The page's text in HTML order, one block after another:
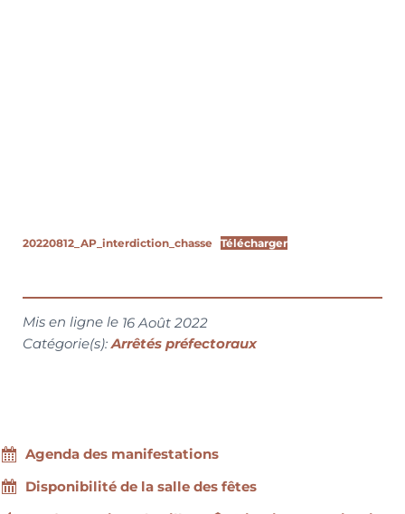
20220812_AP_interdiction_chasse Télécharger
Mis en ligne le 16 Août 2022
Catégorie(s):Arrêtés préfectoraux
Agenda des manifestations
Disponibilité de la salle des fêtes